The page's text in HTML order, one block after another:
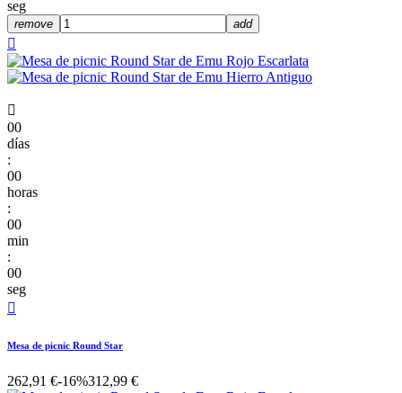
seg
remove add


00
días
:
00
horas
:
00
min
:
00
seg

Mesa de picnic Round Star
262,91 €-16%312,99 €